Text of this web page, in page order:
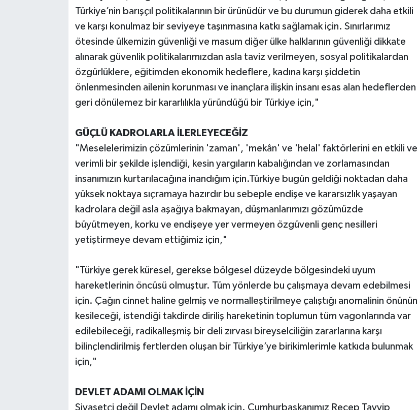
Türkiye’nin barışçıl politikalarının bir ürünüdür ve bu durumun giderek daha etkili
ve karşı konulmaz bir seviyeye taşınmasına katkı sağlamak için. Sınırlarımız
ötesinde ülkemizin güvenliği ve masum diğer ülke halklarının güvenliği dikkate
alınarak güvenlik politikalarımızdan asla taviz verilmeyen, sosyal politikalardan
özgürlüklere, eğitimden ekonomik hedeflere, kadına karşı şiddetin
önlenmesinden ailenin korunması ve inançlara ilişkin insanı esas alan hedeflerden
geri dönülemez bir kararlılıkla yüründüğü bir Türkiye için,"
GÜÇLÜ KADROLARLA İLERLEYECEĞİZ
"Meselelerimizin çözümlerinin 'zaman', 'mekân' ve 'helal' faktörlerini en etkili ve
verimli bir şekilde işlendiği, kesin yargıların kabalığından ve zorlamasından
insanımızın kurtarılacağına inandığım için.Türkiye bugün geldiği noktadan daha
yüksek noktaya sıçramaya hazırdır bu sebeple endişe ve kararsızlık yaşayan
kadrolara değil asla aşağıya bakmayan, düşmanlarımızı gözümüzde
büyütmeyen, korku ve endişeye yer vermeyen özgüvenli genç nesilleri
yetiştirmeye devam ettiğimiz için,"
"Türkiye gerek küresel, gerekse bölgesel düzeyde bölgesindeki uyum
hareketlerinin öncüsü olmuştur. Tüm yönlerde bu çalışmaya devam edebilmesi
için. Çağın cinnet haline gelmiş ve normalleştirilmeye çalıştığı anomalinin önünün
kesileceği, istendiği takdirde diriliş hareketinin toplumun tüm vagonlarında var
edilebileceği, radikalleşmiş bir deli zırvası bireyselciliğin zararlarına karşı
bilinçlendirilmiş fertlerden oluşan bir Türkiye’ye birikimlerimle katkıda bulunmak
için,"
DEVLET ADAMI OLMAK İÇİN
Siyasetçi değil Devlet adamı olmak için. Cumhurbaşkanımız Recep Tayyip